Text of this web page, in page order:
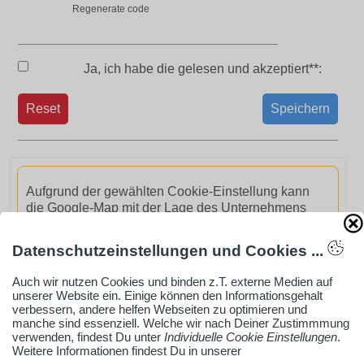
Regenerate code
Ja, ich habe die gelesen und akzeptiert**:
Speichern
Reset
Aufgrund der gewählten Cookie-Einstellung kann
die Google-Map mit der Lage des Unternehmens
Datenschutzeinstellungen und Cookies ...
Auch wir nutzen Cookies und binden z.T. externe Medien auf
unserer Website ein. Einige können den Informationsgehalt
verbessern, andere helfen Webseiten zu optimieren und
manche sind essenziell. Welche wir nach Deiner Zustimmmung
verwenden, findest Du unter Individuelle Cookie Einstellungen.
Weitere Informationen findest Du in unserer